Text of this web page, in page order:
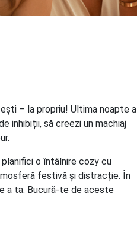
– la propriu! Ultima noapte a
inhibiții, să creezi un machiaj
o întâlnire cozy cu
festivă și distracție. În
a ta. Bucură-te de aceste